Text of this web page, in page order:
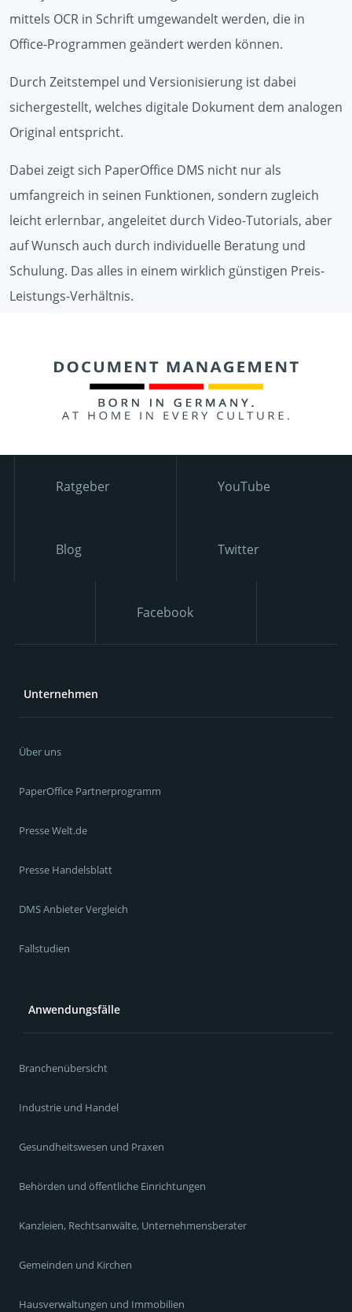
mittels OCR in Schrift umgewandelt werden, die in
Office-Programmen geändert werden können.
Durch Zeitstempel und Versionisierung ist dabei
sichergestellt, welches digitale Dokument dem analogen
Original entspricht.
Dabei zeigt sich PaperOffice DMS nicht nur als
umfangreich in seinen Funktionen, sondern zugleich
leicht erlernbar, angeleitet durch Video-Tutorials, aber
auf Wunsch auch durch individuelle Beratung und
Schulung. Das alles in einem wirklich günstigen Preis-
Leistungs-Verhältnis.
Ratgeber YouTube
Blog Twitter
Facebook
Unternehmen
Über uns
PaperOffice Partnerprogramm
Presse Welt.de
Presse Handelsblatt
DMS Anbieter Vergleich
Fallstudien
Anwendungsfälle
Branchenübersicht
Industrie und Handel
Gesundheitswesen und Praxen
Behörden und öffentliche Einrichtungen
Kanzleien, Rechtsanwälte, Unternehmensberater
Gemeinden und Kirchen
Hausverwaltungen und Immobilien